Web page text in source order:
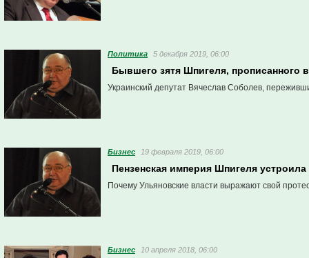
Политика 5 декабря 2019, 06:00
Бывшего зятя Шпигеля, прописанного
Украинский депутат Вячеслав Соболев,
Бизнес 19 февраля 2019, 06:00
Пензенская империя Шпигеля
Почему Ульяновские власти выражают свой
Бизнес 10 апреля 2018, 06:00